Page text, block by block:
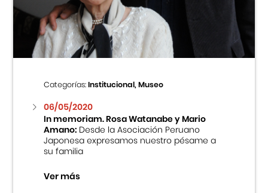
Centro Cultural Peruano Japonés
Cursos
Museo de la Inmigración Japonesa
Fondo Editorial
Teatro Peruano Japonés
Categorías:Institucional, Museo
06/05/2020
In memoriam. Rosa Watanabe y Mario
Amano:Desde la Asociación Peruano
Japonesa expresamos nuestro pésame a
su familia
Ver más